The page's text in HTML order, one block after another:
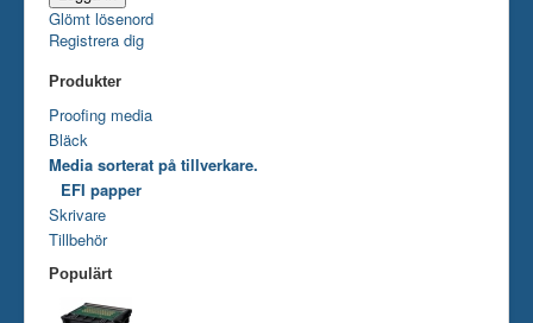
Glömt lösenord
Registrera dig
Produkter
Proofing media
Bläck
Media sorterat på tillverkare.
EFI papper
Skrivare
Tillbehör
Populärt